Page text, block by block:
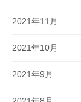
2021年11月
2021年10月
2021年9月